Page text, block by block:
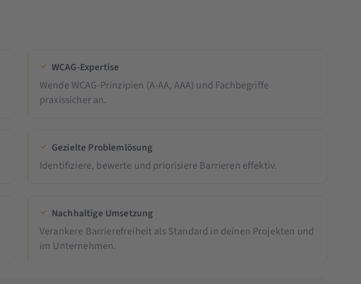
WCAG-Expertise
Wende WCAG-Prinzipien (A-AA, AAA) und Fachbegriffe
praxissicher an.
Gezielte Problemlösung
Identifiziere, bewerte und priorisiere Barrieren effektiv.
Nachhaltige Umsetzung
Verankere Barrierefreiheit als Standard in deinen Projekten und
im Unternehmen.